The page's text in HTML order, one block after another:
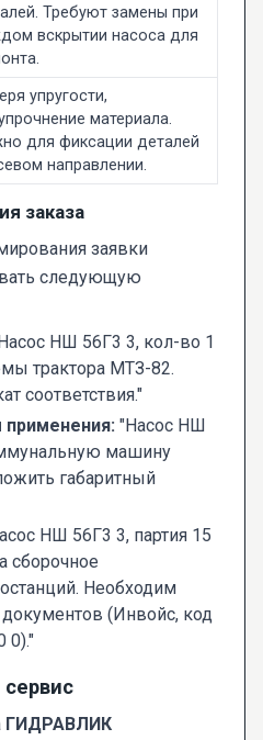
Требуют замены при
вскрытии насоса для
упругости,
материала.
для фиксации деталей
направлении.
заказа
заявки
следующую
НШ 56Г3 3, кол-во 1
трактора МТЗ-82.
соответствия."
применения: "Насос НШ
машину
габаритный
НШ 56Г3 3, партия 15
сборочное
Необходим
(Инвойс, код
0)."
ГИДРАВЛИК